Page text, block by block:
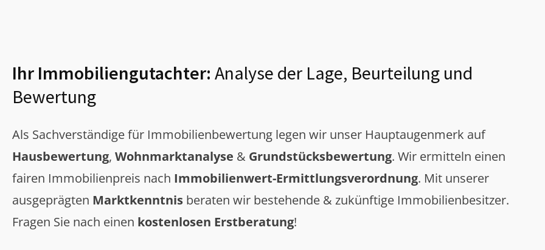
Ihr Immobiliengutachter: Analyse der Lage, Beurteilung und
Bewertung
Als Sachverständige für Immobilienbewertung legen wir unser Hauptaugenmerk auf
Hausbewertung, Wohnmarktanalyse & Grundstücksbewertung. Wir ermitteln einen
fairen Immobilienpreis nach Immobilienwert-Ermittlungsverordnung. Mit unserer
ausgeprägten Marktkenntnis beraten wir bestehende & zukünftige Immobilienbesitzer.
Fragen Sie nach einen kostenlosen Erstberatung!